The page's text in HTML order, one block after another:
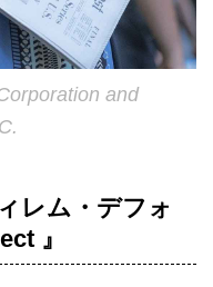
and
レム・デフォ
』